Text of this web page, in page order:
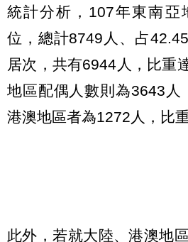
統計分析，107年東南亞
位，總計8749人、占
居次，共有6944人，比重
地區配偶人數則為3643人
港澳地區者為1272人，比
此外，若就大陸、港澳地